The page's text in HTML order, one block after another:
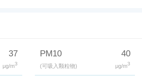
37
μg/m3
PM10
(可吸入颗粒物)
40
μg/m3